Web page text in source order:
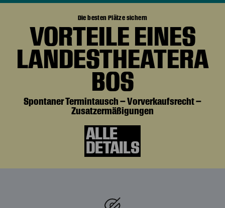
Die besten Plätze sichern
VORTEILE EINES
LANDESTHEATERA
BOS
Spontaner Termintausch – Vorverkaufsrecht –
Zusatzermäßigungen
ALLE
DETAILS